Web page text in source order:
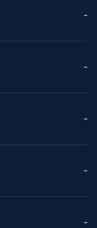
--
--
--
--
--